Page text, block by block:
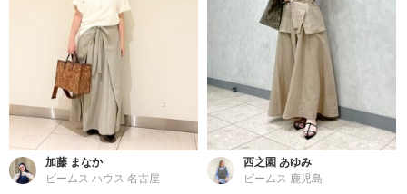
加藤 まなか
ビームス ハウス 名古屋
西之園 あゆみ
ビームス 鹿児島